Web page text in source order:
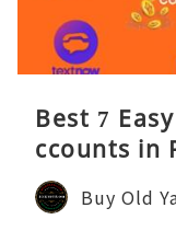
Best 7
ccounts in
Buy Old